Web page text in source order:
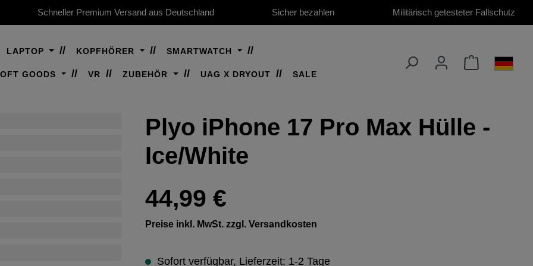
Schneller Premium Versand aus Deutschland Sicher bezahlen Militärisch getesteter Fallschutz
LAPTOP KOPFHÖRER SMARTWATCH
GOODS VR ZUBEHÖR UAG X DRYOUT SALE
Plyo iPhone 17 Pro Max Hülle -
Ice/White
Regulärer Preis:
44,99 €
Preise inkl. MwSt. zzgl. Versandkosten
Sofort verfügbar, Lieferzeit: 1-2 Tage